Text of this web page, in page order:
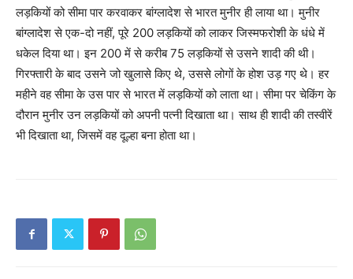
लड़कियों को सीमा पार करवाकर बांग्लादेश से भारत मुनीर ही लाया था। मुनीर
बांग्लादेश से एक-दो नहीं, पूरे 200 लड़कियों को लाकर जिस्मफरोशी के धंधे में
धकेल दिया था। इन 200 में से करीब 75 लड़कियों से उसने शादी की थी।
गिरफ्तारी के बाद उसने जो खुलासे किए थे, उससे लोगों के होश उड़ गए थे। हर
महीने वह सीमा के उस पार से भारत में लड़कियों को लाता था। सीमा पर चेकिंग के
दौरान मुनीर उन लड़कियों को अपनी पत्नी दिखाता था। साथ ही शादी की तस्वीरें
भी दिखाता था, जिसमें वह दूल्हा बना होता था।